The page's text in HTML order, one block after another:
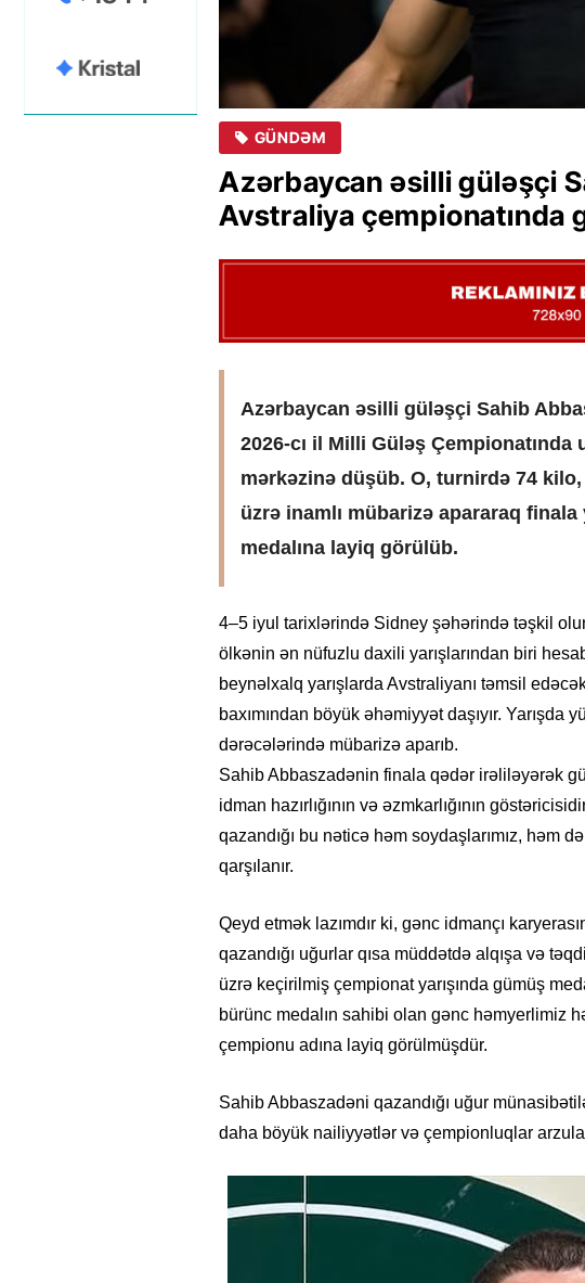
GÜNDƏM
Azərbaycan əsilli güləşçi
Avstraliya çempionatında
Azərbaycan əsilli güləşçi Sahib
2026-cı il Milli Güləş Çempionatında
mərkəzinə düşüb. O, turnirdə 74
üzrə inamlı mübarizə apararaq
medalına layiq görülüb.
4–5 iyul tarixlərində Sidney şəhərində təşkil
ölkənin ən nüfuzlu daxili yarışlarından biri
beynəlxalq yarışlarda Avstraliyanı təmsil
baxımından böyük əhəmiyyət daşıyır. Yarışda
dərəcələrində mübarizə aparıb.
Sahib Abbaszadənin finala qədər irəliləyərək
idman hazırlığının və əzmkarlığının
qazandığı bu nəticə həm soydaşlarımız, həm
qarşılanır.
Qeyd etmək lazımdır ki, gənc idmançı
qazandığı uğurlar qısa müddətdə alqışa və
üzrə keçirilmiş çempionat yarışında gümüş
bürünc medalın sahibi olan gənc həmyerlimiz
çempionu adına layiq görülmüşdür.
Sahib Abbaszadəni qazandığı uğur
daha böyük nailiyyətlər və çempionluqlar